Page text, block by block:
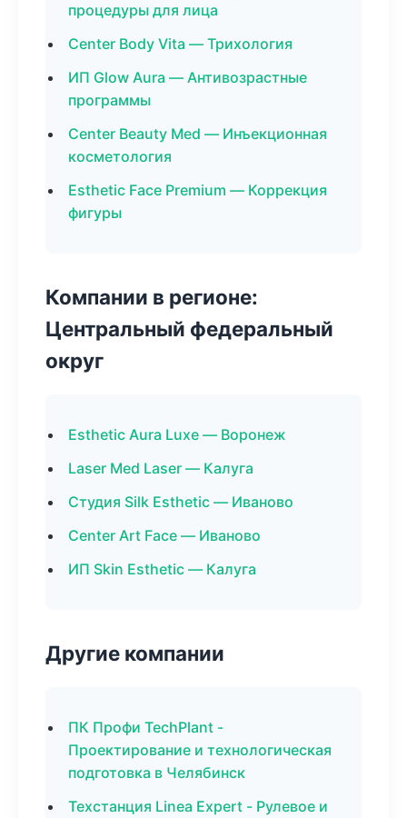
процедуры для лица
Center Body Vita — Трихология
ИП Glow Aura — Антивозрастные
программы
Center Beauty Med — Инъекционная
косметология
Esthetic Face Premium — Коррекция
фигуры
Компании в регионе:
Центральный федеральный
округ
Esthetic Aura Luxe — Воронеж
Laser Med Laser — Калуга
Студия Silk Esthetic — Иваново
Center Art Face — Иваново
ИП Skin Esthetic — Калуга
Другие компании
ПК Профи TechPlant -
Проектирование и технологическая
подготовка в Челябинск
Техстанция Linea Expert - Рулевое и